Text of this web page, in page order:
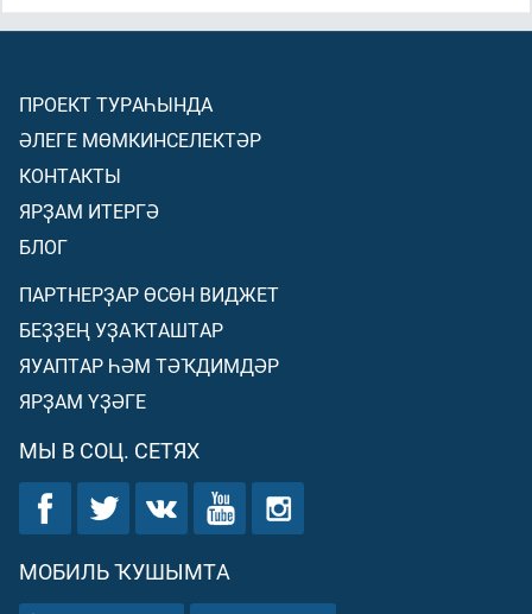
ПРОЕКТ ТУРАҺЫНДА
ӘЛЕГЕ МӨМКИНСЕЛЕКТӘР
КОНТАКТЫ
ЯРҘАМ ИТЕРГӘ
БЛОГ
ПАРТНЕРҘАР ӨСӨН ВИДЖЕТ
БЕҘҘЕҢ УҘАҠТАШТАР
ЯУАПТАР ҺӘМ ТӘҠДИМДӘР
ЯРҘАМ ҮҘӘГЕ
МЫ В СОЦ. СЕТЯХ
МОБИЛЬ ҠУШЫМТА